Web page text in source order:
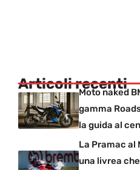
Articoli recenti
Moto naked
gamma
la guida al
La Pramac al
una livrea